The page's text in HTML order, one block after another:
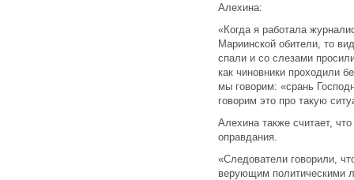
Алехина:
«Когда я работала
Мариинской обители, то
спали и со слезами
как чиновники проходили
мы говорим: «срань
говорим это про такую
Алехина также считает,
оправдания.
«Следователи говорили,
верующим политическими